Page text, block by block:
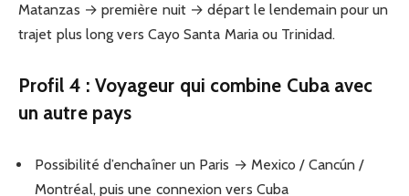
Matanzas → première nuit → départ le lendemain pour un
trajet plus long vers Cayo Santa Maria ou Trinidad.
Profil 4 : Voyageur qui combine Cuba avec
un autre pays
Possibilité d’enchaîner un Paris → Mexico / Cancún /
Montréal, puis une connexion vers Cuba